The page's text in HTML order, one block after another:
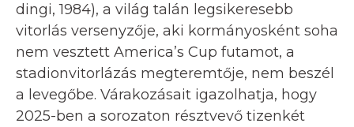
dingi, 1984), a világ talán legsikeresebb
vitorlás versenyzője, aki kormányosként soha
nem vesztett America’s Cup futamot, a
stadionvitorlázás megteremtője, nem beszél
a levegőbe. Várakozásait igazolhatja, hogy
2025-ben a sorozaton résztvevő tizenkét